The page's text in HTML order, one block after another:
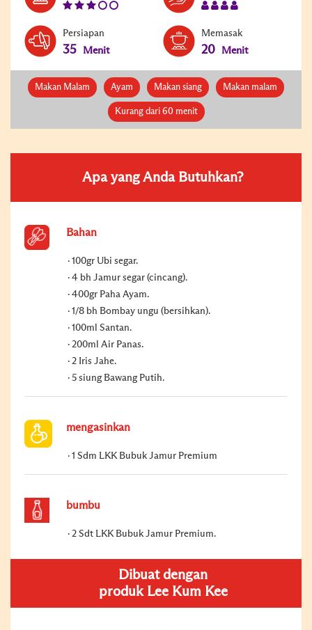
Persiapan
35 Menit
Memasak
20 Menit
Makan Malam Ayam Makan siang Makan malam
Kurang dari 60 menit
Apa yang Anda Butuhkan?
Bahan
100gr Ubi segar.
4 bh Jamur segar (cincang).
400gr Paha Ayam.
1/8 bh Bombay ungu (bersihkan).
100ml Santan.
200ml Air Panas.
2 Iris Jahe.
5 siung Bawang Putih.
mengasinkan
1 Sdm LKK Bubuk Jamur Premium
bumbu
2 Sdt LKK Bubuk Jamur Premium.
Dibuat dengan
produk Lee Kum Kee